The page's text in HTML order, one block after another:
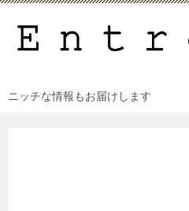
ニッチな情報もお届けします